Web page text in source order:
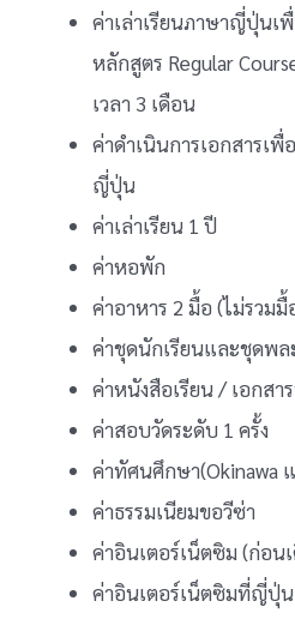
ค่าเล่าเรียนภาษาญี่ปุ่นเ
หลักสูตร Regular
เวลา 3 เดือน
ค่าดำเนินการเอกสารเพื่
ญี่ปุ่น
ค่าเล่าเรียน 1 ปี
ค่าหอพัก
ค่าอาหาร 2 มื้อ (ไม่รวม
ค่าชุดนักเรียนและชุดพล
ค่าหนังสือเรียน / เอกสา
ค่าสอบวัดระดับ 1 ครั้ง
ค่าทัศนศึกษา(Okinawa
ค่าธรรมเนียมขอวีซ่า
ค่าอินเตอร์เน็ตซิม (ก่อน
ค่าอินเตอร์เน็ตซิมที่ญี่ปุ่น